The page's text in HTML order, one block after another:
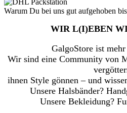
Warum Du bei uns gut aufgehoben
WIR L(I)EBEN
GalgoStore ist
Wir sind eine Community von
ihnen Style gönnen – und
Unsere Halsbänder?
Unsere Bekleidung?